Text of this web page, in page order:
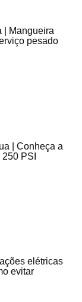
| Mangueira
pesado
| Conheça a
PSI
elétricas
evitar